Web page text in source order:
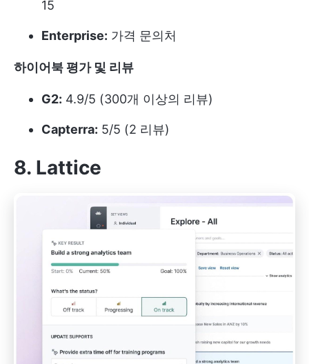
15
Enterprise: 가격 문의처
하이어북 평가 및 리뷰
G2: 4.9/5 (300개 이상의 리뷰)
Capterra: 5/5 (2 리뷰)
8. Lattice